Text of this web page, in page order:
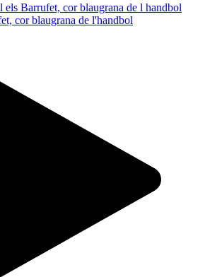
cor blaugrana de l'handbol